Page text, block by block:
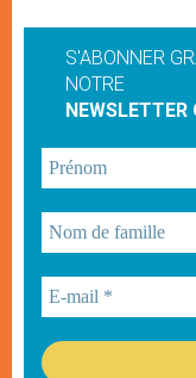
S'ABONNER
NOTRE
NEWSLETTER